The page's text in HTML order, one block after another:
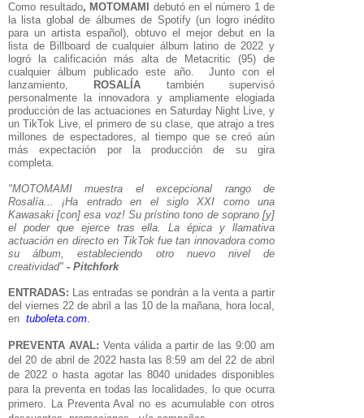
Como resultado, MOTOMAMI debutó en el número 1 de
la lista global de álbumes de Spotify (un logro inédito
para un artista español), obtuvo el mejor debut en la
lista de Billboard de cualquier álbum latino de 2022 y
logró la calificación más alta de Metacritic (95) de
cualquier álbum publicado este año. Junto con el
lanzamiento,
ROSALÍA también supervisó
personalmente la innovadora y ampliamente elogiada
producción de las actuaciones en Saturday Night Live, y
un TikTok Live, el primero de su clase, que atrajo a tres
millones de espectadores, al tiempo que se creó aún
más expectación por la producción de su gira
completa.
"MOTOMAMI muestra el excepcional rango de
Rosalía... ¡Ha entrado en el siglo XXI como una
Kawasaki [con] esa voz! Su prístino tono de soprano [y]
el poder que ejerce tras ella. La épica y llamativa
actuación en directo en TikTok fue tan innovadora como
su álbum, estableciendo otro nuevo nivel de
creatividad" - Pitchfork
ENTRADAS: Las entradas se pondrán a la venta a partir
del viernes 22 de abril a las 10 de la mañana, hora local,
en tuboleta.com.
PREVENTA AVAL: Venta válida a partir de las 9:00 am
del 20 de abril de 2022 hasta las 8:59 am del 22 de abril
de 2022 o hasta agotar las 8040 unidades disponibles
para la preventa en todas las localidades, lo que ocurra
primero. La Preventa Aval no es acumulable con otros